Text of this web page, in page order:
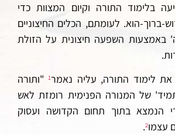
בלימוד התורה וקיום המצוות כדי
ברוך-הוא. לעומתם, הכלים החיצוניים
באמצעות השפעה חיצונית על הזולת
לימוד התורה, עליה נאמר1"ותורה
של המנורה הפנימית רומזת לאש
הנמצא בתוך תחום הקדושה ועסוק
עצמו2
.